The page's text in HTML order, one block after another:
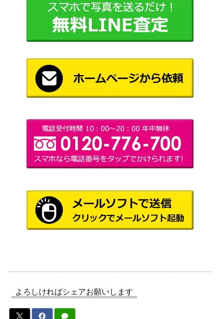
「仮面ライダーBLACK RX」
バンダイ
1/1 仮面ライダーアマゾン 変身ベルト
「仮面ライダーアマゾン」 東映ヒーロ
レインボー
造型企画
ポピニカ カブトロー 「仮面ライダー
ストロンガー」
ポピー 5,000
ポピニカ PA-01 サイクロン号「仮面ラ
ポピー
プラデラ マシンライドロン「仮面ラ
イダーBLACK RX」
バンダイ
DXポピニカ PC-14 V-マシーン 「仮
面ライダースーパー1」
ポピー
1/1 仮面ライダーZX 変身ベルト 「仮
面ライダーZX」 東映ヒーローネット
レインボー
造型企画
講談社 500
仮面ライダーＸ スペースガン
超合金 仮面ライダーストロンガー
よろしければシェアお願いします